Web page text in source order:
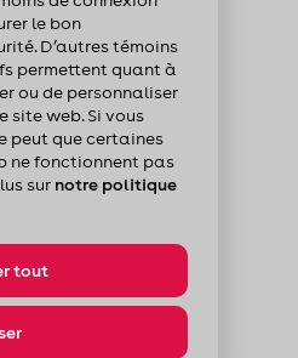
métropolitain
du site
le bon
D’autres témoins
permettent quant à
ou de personnaliser
web. Si vous
peut que certaines
ne fonctionnent pas
sur notre politique
tout